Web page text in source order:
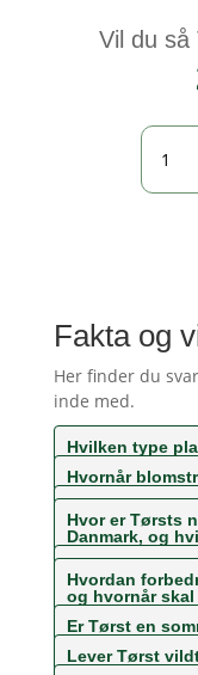
Vil du
Tørst
Fakta og
Her finder du
inde med.
Hvilken type
Hvornår
Hvor er Tørsts
Danmark, og
Hvordan
og hvornår
Er Tørst en
Lever Tørst